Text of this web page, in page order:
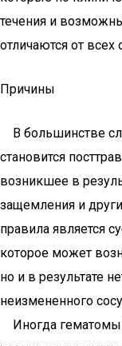
течения и
отличаются от
Причины
В большинстве
становится
возникшее в
защемления и
правила является
которое может
но и в результате
неизмененного
Иногда гематомы